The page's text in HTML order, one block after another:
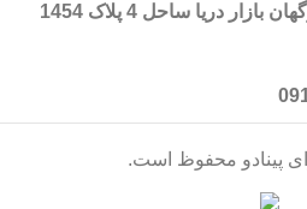
آدرس : هرمزگان قشم درگهان بازار دریا ساحل 4 پلاک 1454
پینادو محفوظ است.